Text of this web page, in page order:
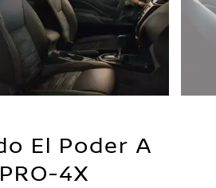
El Poder A
4X